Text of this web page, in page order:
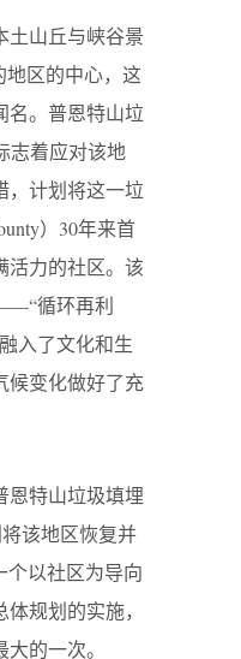
土山丘与峡谷景
地区的中心，这
名。普恩特山垃
志着应对该地
，计划将这一垃
）30年来首
活力的社区。该
循环再利
入了文化和生
候变化做好了充
恩特山垃圾填埋
该地区恢复并
个以社区为导向
规划的实施，
的一次。